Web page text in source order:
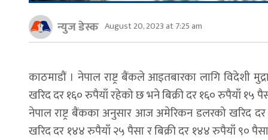
न्युज डेस्क August 20, 2023 at 7:25 am
काठमाडौं । नेपाल राष्ट्र बैंकले आइतबारका लागि विदेशी
खरिद दर १६० रुपैयाँ रहेको छ भने बिक्री दर १६० रुपैयाँ १५
नेपाल राष्ट्र बैंकका अनुसार आज अमेरिकन डलरको खरिद
खरिद दर १४४ रुपैयाँ २५ पैसा र बिक्री दर १४४ रुपैयाँ ९०